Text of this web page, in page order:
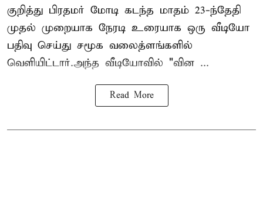
குறித்து பிரதமர் மோடி கடந்த மாதம் 23-ந்தேதி
முதல் முறையாக நேரடி உரையாக ஒரு வீடியோ
பதிவு செய்து சமூக வலைத்ளங்களில்
வெளியிட்டார்.அந்த வீடியோவில் "வின ...
Read More